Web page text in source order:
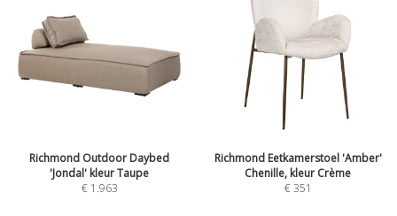
Richmond Outdoor Daybed
'Jondal' kleur Taupe
€ 1.963
Richmond Eetkamerstoel 'Amber'
Chenille, kleur Crème
€351